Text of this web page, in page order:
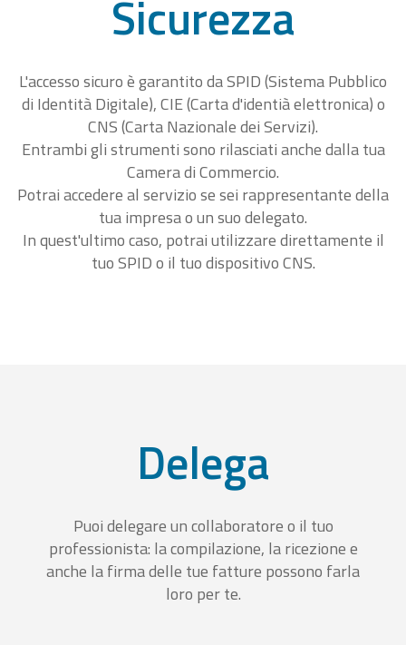
Sicurezza
L'accesso sicuro è garantito da SPID (Sistema Pubblico
di Identità Digitale), CIE (Carta d'identià elettronica) o
CNS (Carta Nazionale dei Servizi).
Entrambi gli strumenti sono rilasciati anche dalla tua
Camera di Commercio.
Potrai accedere al servizio se sei rappresentante della
tua impresa o un suo delegato.
In quest'ultimo caso, potrai utilizzare direttamente il
tuo SPID o il tuo dispositivo CNS.
Delega
Puoi delegare un collaboratore o il tuo
professionista: la compilazione, la ricezione e
anche la firma delle tue fatture possono farla
loro per te.